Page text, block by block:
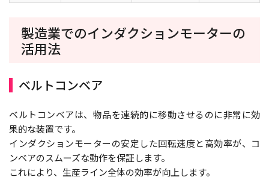
製造業でのインダクションモーターの
活用法
ベルトコンベア
ベルトコンベアは、物品を連続的に移動させるのに非常に効
果的な装置です。
インダクションモーターの安定した回転速度と高効率が、コ
ンベアのスムーズな動作を保証します。
これにより、生産ライン全体の効率が向上します。